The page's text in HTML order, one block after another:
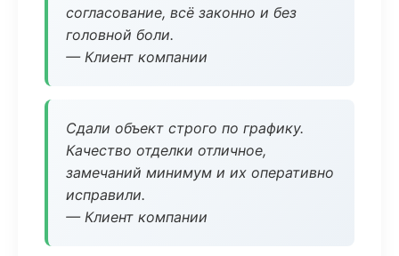
согласование, всё законно и без
головной боли.
— Клиент компании
Сдали объект строго по графику.
Качество отделки отличное,
замечаний минимум и их оперативно
исправили.
— Клиент компании